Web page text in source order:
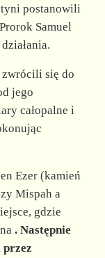
postanowili
Samuel
zwrócili się do
jego
całopalne i
Ezer (kamień
Mispah a
gdzie
. Następnie
przez